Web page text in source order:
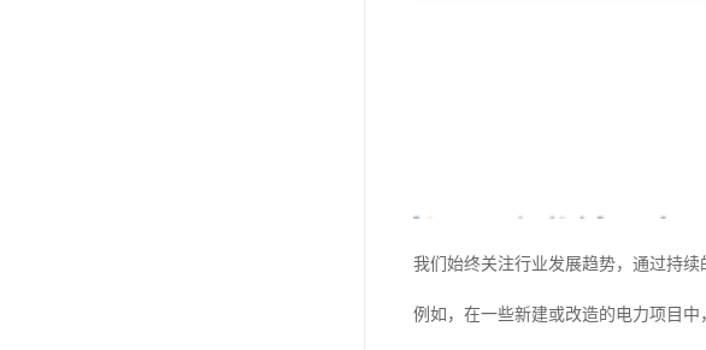
我们始终关注行业发展趋势，通过持续
例如，在一些新建或改造的电力项目